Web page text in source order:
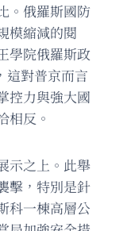
。俄羅斯國防
模縮減的閱
學院俄羅斯政
這對普京而言
控力與強大國
相反。
示之上。此舉
擊，特別是針
科一棟高層公